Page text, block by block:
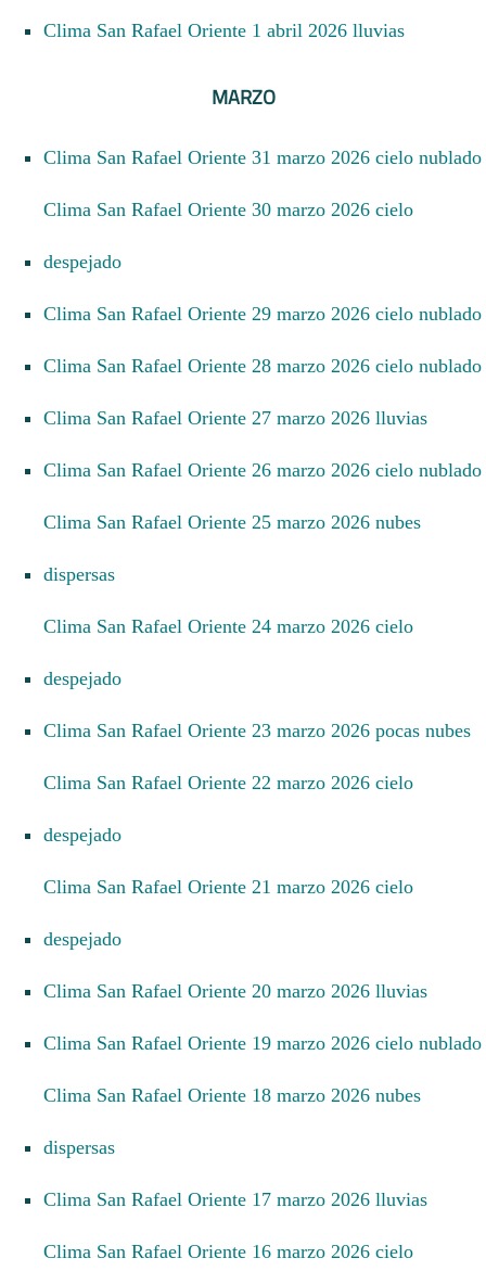
Clima San Rafael Oriente 1 abril 2026 lluvias
MARZO
Clima San Rafael Oriente 31 marzo 2026 cielo nublado
Clima San Rafael Oriente 30 marzo 2026 cielo
despejado
Clima San Rafael Oriente 29 marzo 2026 cielo nublado
Clima San Rafael Oriente 28 marzo 2026 cielo nublado
Clima San Rafael Oriente 27 marzo 2026 lluvias
Clima San Rafael Oriente 26 marzo 2026 cielo nublado
Clima San Rafael Oriente 25 marzo 2026 nubes
dispersas
Clima San Rafael Oriente 24 marzo 2026 cielo
despejado
Clima San Rafael Oriente 23 marzo 2026 pocas nubes
Clima San Rafael Oriente 22 marzo 2026 cielo
despejado
Clima San Rafael Oriente 21 marzo 2026 cielo
despejado
Clima San Rafael Oriente 20 marzo 2026 lluvias
Clima San Rafael Oriente 19 marzo 2026 cielo nublado
Clima San Rafael Oriente 18 marzo 2026 nubes
dispersas
Clima San Rafael Oriente 17 marzo 2026 lluvias
Clima San Rafael Oriente 16 marzo 2026 cielo